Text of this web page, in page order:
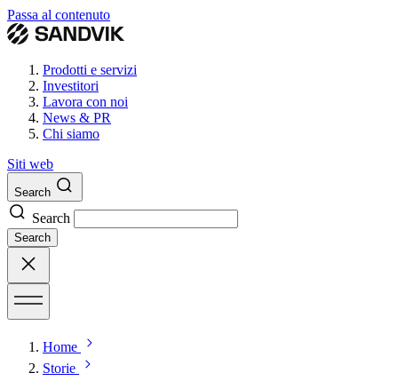
Passa al contenuto
Prodotti e servizi
Investitori
Lavora con noi
News & PR
Chi siamo
Siti web
Search
Search
Search
Home
Storie